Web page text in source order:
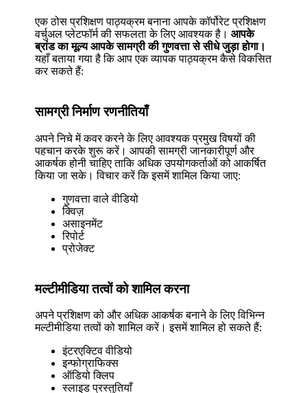
एक ठोस प्रशिक्षण पाठ्यक्रम बनाना आपके कॉर्पोरेट प्रशिक्षण
वर्चुअल प्लेटफॉर्म की सफलता के लिए आवश्यक है।आपके
ब्रांड का मूल्य आपके सामग्री की गुणवत्ता से सीधे जुड़ा होगा।
यहाँ बताया गया है कि आप एक व्यापक पाठ्यक्रम कैसे विकसित
कर सकते हैं:
सामग्री निर्माण रणनीतियाँ
अपने निचे में कवर करने के लिए आवश्यक प्रमुख विषयों की
पहचान करके शुरू करें। आपकी सामग्री जानकारीपूर्ण और
आकर्षक होनी चाहिए ताकि अधिक उपयोगकर्ताओं को आकर्षित
किया जा सके। विचार करें कि इसमें शामिल किया जाए:
गुणवत्ता वाले वीडियो
क्विज़
असाइनमेंट
रिपोर्ट
प्रोजेक्ट
मल्टीमीडिया तत्वों को शामिल करना
अपने प्रशिक्षण को और अधिक आकर्षक बनाने के लिए विभिन्न
मल्टीमीडिया तत्वों को शामिल करें। इसमें शामिल हो सकते हैं:
इंटरएक्टिव वीडियो
इन्फोग्राफिक्स
ऑडियो क्लिप
स्लाइड प्रस्तुतियाँ